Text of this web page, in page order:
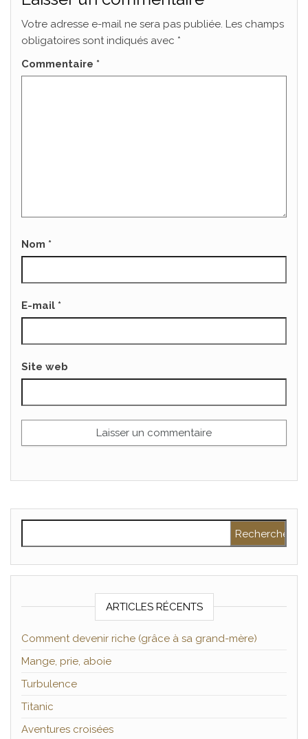
Votre adresse e-mail ne sera pas publiée. Les champs
obligatoires sont indiqués avec *
Commentaire *
Nom *
E-mail *
Site web
ARTICLES RÉCENTS
Comment devenir riche (grâce à sa grand-mère)
Mange, prie, aboie
Turbulence
Titanic
Aventures croisées